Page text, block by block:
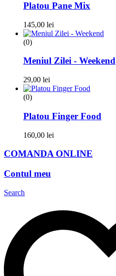
Platou Pane Mix
145,00 lei
(0)
Meniul Zilei - Weekend
29,00 lei
(0)
Platou Finger Food
160,00 lei
COMANDA ONLINE
Contul meu
Search